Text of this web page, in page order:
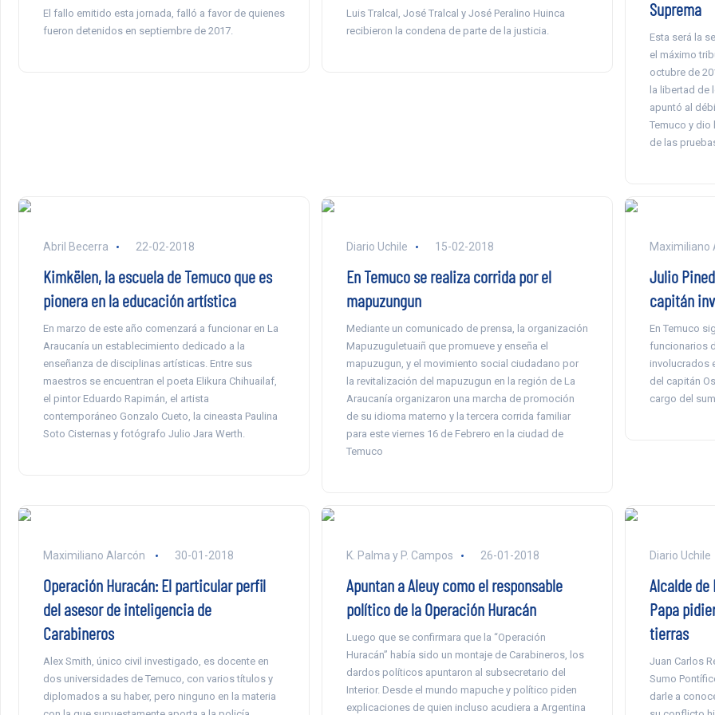
El fallo emitido esta jornada, falló a favor de quienes
fueron detenidos en septiembre de 2017.
Luis Tralcal, José Tralcal y José Peralino Huinca
recibieron la condena de parte de la justicia.
Suprema
Esta será la
el máximo
octubre de
la libertad
apuntó al
Temuco y dio
de las
Abril Becerra 22-02-2018
Kimkëlen, la escuela de Temuco que es
pionera en la educación artística
En marzo de este año comenzará a funcionar en La
Araucanía un establecimiento dedicado a la
enseñanza de disciplinas artísticas. Entre sus
maestros se encuentran el poeta Elikura Chihuailaf,
el pintor Eduardo Rapimán, el artista
contemporáneo Gonzalo Cueto, la cineasta Paulina
Soto Cisternas y fotógrafo Julio Jara Werth.
Diario Uchile 15-02-2018
En Temuco se realiza corrida por el
mapuzungun
Mediante un comunicado de prensa, la organización
Mapuzuguletuaiñ que promueve y enseña el
mapuzugun, y el movimiento social ciudadano por
la revitalización del mapuzugun en la región de La
Araucanía organizaron una marcha de promoción
de su idioma materno y la tercera corrida familiar
para este viernes 16 de Febrero en la ciudad de
Temuco
Maximiliano
Julio
capitán
En Temuco
funcionarios
involucrados
del capitán
cargo del
Maximiliano Alarcón 30-01-2018
Operación Huracán: El particular perfil
del asesor de inteligencia de
Carabineros
Alex Smith, único civil investigado, es docente en
dos universidades de Temuco, con varios títulos y
diplomados a su haber, pero ninguno en la materia
K. Palma y P. Campos 26-01-2018
Apuntan a Aleuy como el responsable
político de la Operación Huracán
Luego que se confirmara que la “Operación
Huracán” había sido un montaje de Carabineros, los
dardos políticos apuntaron al subsecretario del
Interior. Desde el mundo mapuche y político piden
explicaciones de quien incluso acudiera a Argentina
Diario Uchile
Alcalde de
Papa
tierras
Juan Carlos
Sumo
darle a